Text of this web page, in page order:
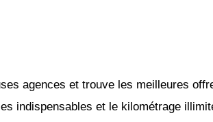
agences et trouve les meilleures
indispensables et le kilométrage